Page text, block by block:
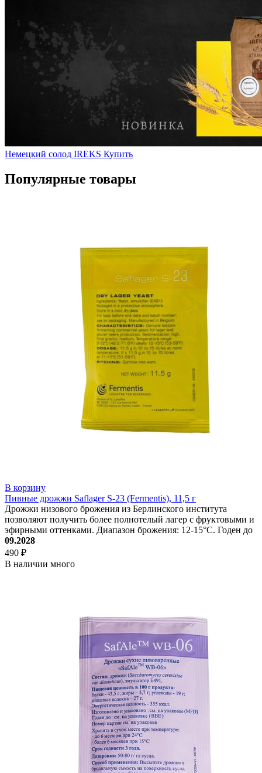
Немецкий солод IREKS Купить
Популярные товары
В корзину
Пивные дрожжи Saflager S-23 (Fermentis), 11,5 г
Дрожжи низового брожения из Берлинского института
позволяют получить более полнотелый лагер с фруктовыми и
эфирными оттенками. Диапазон брожения: 12-15°C. Годен до
09.2028
490 ₽
В наличии много